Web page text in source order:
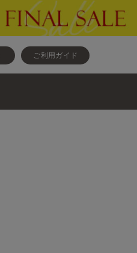
ご利用ガイド